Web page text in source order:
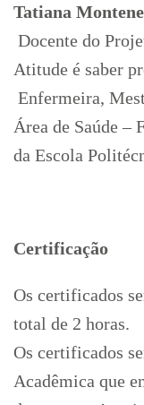
Tatiana
Docente do
Atitude é saber
Enfermeira,
Área de Saúde –
da Escola
Certificação
Os certificados
total de 2 horas.
Os certificados
Acadêmica que